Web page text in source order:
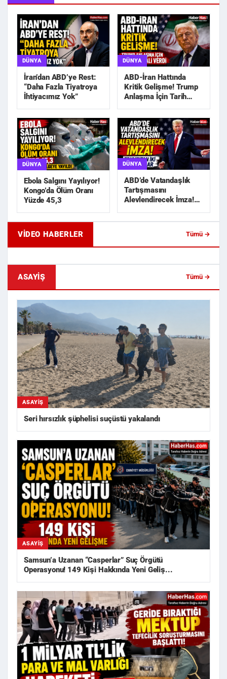
DÜNYA
İran’dan ABD’ye Rest:
“Daha Fazla Tiyatroya
İhtiyacımız Yok”
DÜNYA
ABD-İran Hattında
Kritik Gelişme! Trump
Anlaşma İçin Tarih
DÜNYA
Ebola Salgını Yayılıyor!
Kongo’da Ölüm Oranı
Yüzde 45,3
DÜNYA
ABD’de Vatandaşlık
Tartışmasını
Alevlendirecek İmza!
Karar
VIDEO HABERLER
Tümü →
Geride Bıraktığı Mektup Tefecilik
Samsun'da Lise
ASAYIŞ Tümü →
ASAYIŞ
Seri hırsızlık şüphelisi suçüstü yakalandı
ASAYIŞ
Samsun’a Uzanan “Casperlar” Suç Örgütü
Operasyonu! 149 Kişi Hakkında Yeni Geliş...